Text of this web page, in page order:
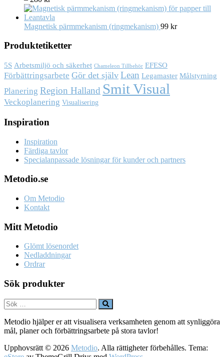
Magnetisk pärmmekanism (ringmekanism) 99 kr
Produktetiketter
5S Arbetsmiljö och säkerhet Chameleon Tillbehör EFESO
Förbättringsarbete Gör det själv Lean Legamaster Målstyrning
Planering Region Halland Smit Visual
Veckoplanering Visualisering
Inspiration
Inspiration
Färdiga tavlor
Specialanpassade lösningar för kunder och partners
Metodio.se
Om Metodio
Kontakt
Mitt Metodio
Glömt lösenordet
Nedladdningar
Ordrar
Sök produkter
Metodio hjälper er att visualisera verksamheten genom att synliggöra
mål, planer och förbättringsarbete på stora tavlor!
Upphovsrätt © 2026 Metodio. Alla rättigheter förbehålles. Tema: